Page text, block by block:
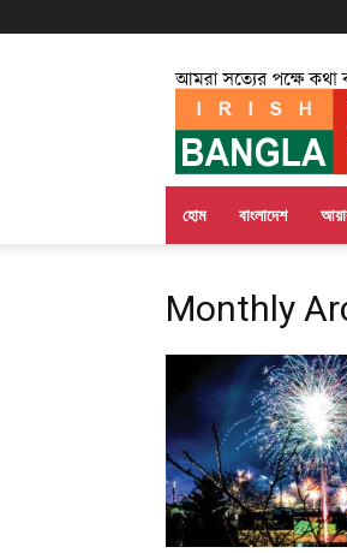
হোম বাংলাদেশ
Monthly